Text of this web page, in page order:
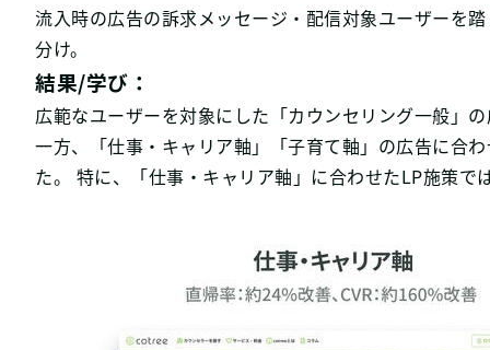
流入時の広告の訴求メッセージ・配信対象ユーザーを
分け。
結果/学び：
広範なユーザーを対象にした「カウンセリング一般」
一方、「仕事・キャリア軸」「子育て軸」の広告に合
た。 特に、「仕事・キャリア軸」に合わせたLP施策